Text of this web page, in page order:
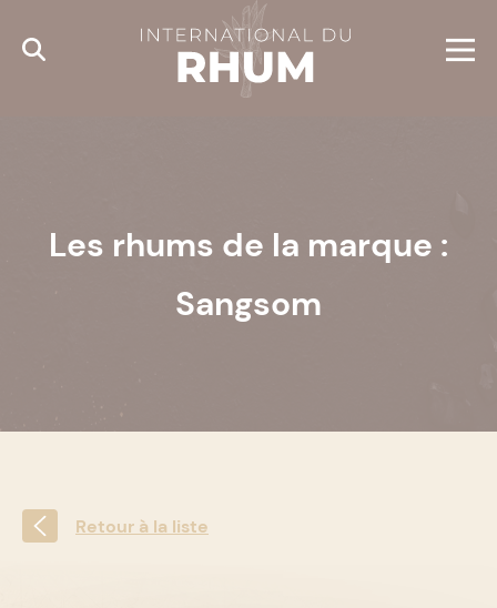
Les rhums de la marque :
Sangsom
Retour à la liste
Cookies management panel